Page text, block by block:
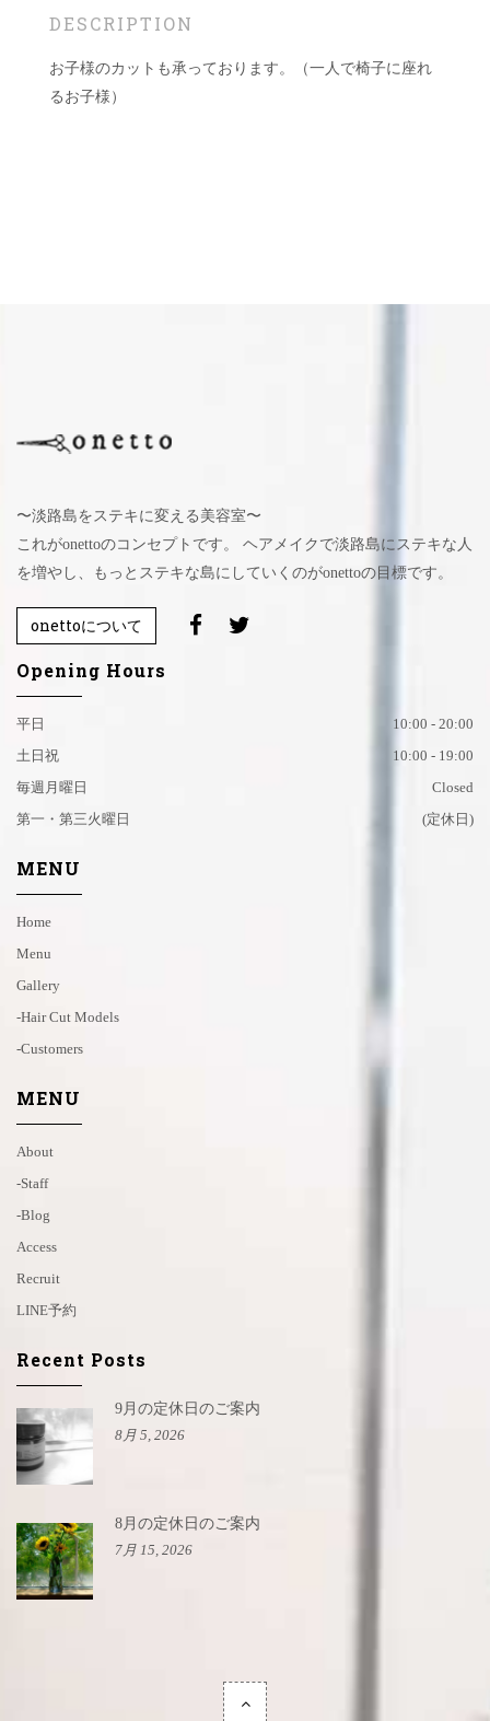
DESCRIPTION
お子様のカットも承っております。（一人で椅子に座れ
るお子様）
〜淡路島をステキに変える美容室〜
これがonettoのコンセプトです。 ヘアメイクで淡路島にステキな人
を増やし、もっとステキな島にしていくのがonettoの目標です。
onettoについて
Opening Hours
平日
10:00 - 20:00
土日祝
10:00 - 19:00
毎週月曜日
Closed
第一・第三火曜日
(定休日)
MENU
Home
Menu
Gallery
-hair Cut Models
-customers
MENU
About
-staff
-blog
Access
Recruit
LINE予約
Recent Posts
9月の定休日のご案内
8月 5, 2026
8月の定休日のご案内
7月 15, 2026